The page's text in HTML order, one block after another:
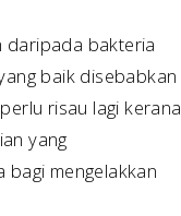
daripada bakteria
baik disebabkan
risau lagi kerana
yang
mengelakkan